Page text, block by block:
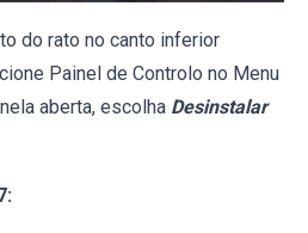
do rato no canto inferior
Painel de Controlo no Menu
aberta, escolha Desinstalar